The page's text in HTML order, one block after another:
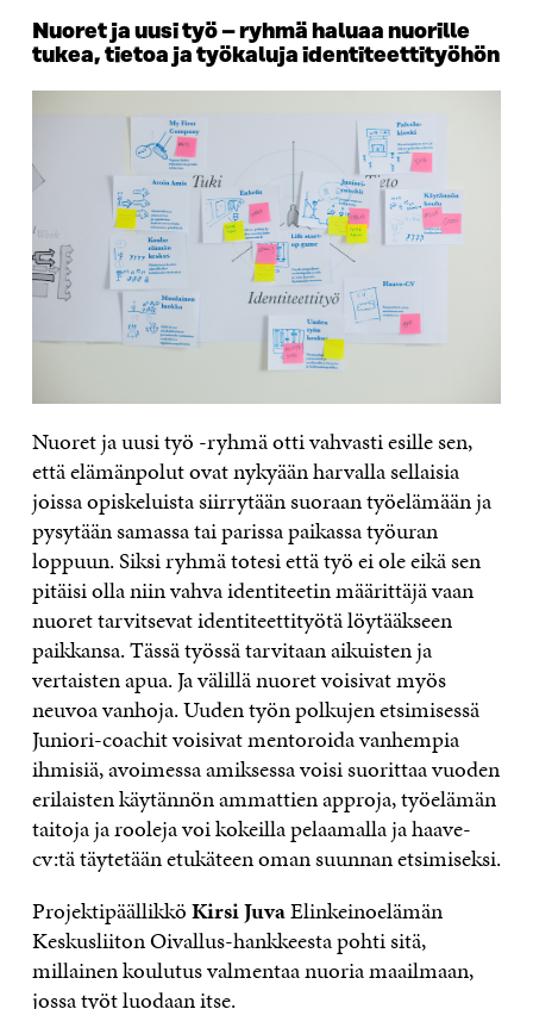
Nuoret ja uusi työ – ryhmä haluaa nuorille
tukea, tietoa ja työkaluja identiteettityöhön
Nuoret ja uusi työ -ryhmä otti vahvasti esille sen,
että elämänpolut ovat nykyään harvalla sellaisia
joissa opiskeluista siirrytään suoraan työelämään ja
pysytään samassa tai parissa paikassa työuran
loppuun. Siksi ryhmä totesi että työ ei ole eikä sen
pitäisi olla niin vahva identiteetin määrittäjä vaan
nuoret tarvitsevat identiteettityötä löytääkseen
paikkansa. Tässä työssä tarvitaan aikuisten ja
vertaisten apua. Ja välillä nuoret voisivat myös
neuvoa vanhoja. Uuden työn polkujen etsimisessä
Juniori-coachit voisivat mentoroida vanhempia
ihmisiä, avoimessa amiksessa voisi suorittaa vuoden
erilaisten käytännön ammattien approja, työelämän
taitoja ja rooleja voi kokeilla pelaamalla ja haave-
cv:tä täytetään etukäteen oman suunnan etsimiseksi.
ProjektipäällikköKirsi JuvaElinkeinoelämän
Keskusliiton Oivallus-hankkeesta pohti sitä,
millainen koulutus valmentaa nuoria maailmaan,
jossa työt luodaan itse.